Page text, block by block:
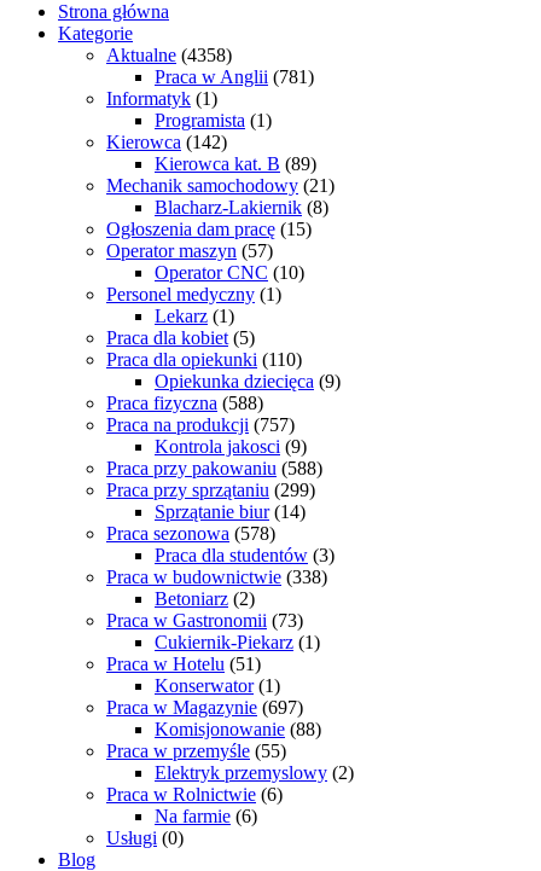
Strona główna
Kategorie
Aktualne (4358)
Praca w Anglii (781)
Informatyk (1)
Programista (1)
Kierowca (142)
Kierowca kat. B (89)
Mechanik samochodowy (21)
Blacharz-Lakiernik (8)
Ogłoszenia dam pracę (15)
Operator maszyn (57)
Operator CNC (10)
Personel medyczny (1)
Lekarz (1)
Praca dla kobiet (5)
Praca dla opiekunki (110)
Opiekunka dziecięca (9)
Praca fizyczna (588)
Praca na produkcji (757)
Kontrola jakosci (9)
Praca przy pakowaniu (588)
Praca przy sprzątaniu (299)
Sprzątanie biur (14)
Praca sezonowa (578)
Praca dla studentów (3)
Praca w budownictwie (338)
Betoniarz (2)
Praca w Gastronomii (73)
Cukiernik-Piekarz (1)
Praca w Hotelu (51)
Konserwator (1)
Praca w Magazynie (697)
Komisjonowanie (88)
Praca w przemyśle (55)
Elektryk przemyslowy (2)
Praca w Rolnictwie (6)
Na farmie (6)
Usługi (0)
Blog